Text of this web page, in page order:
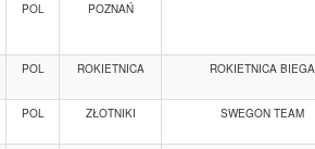
POL POZNAŃ
POL ROKIETNICA ROKIETNICA BIEGA
POL ZŁOTNIKI SWEGON TEAM